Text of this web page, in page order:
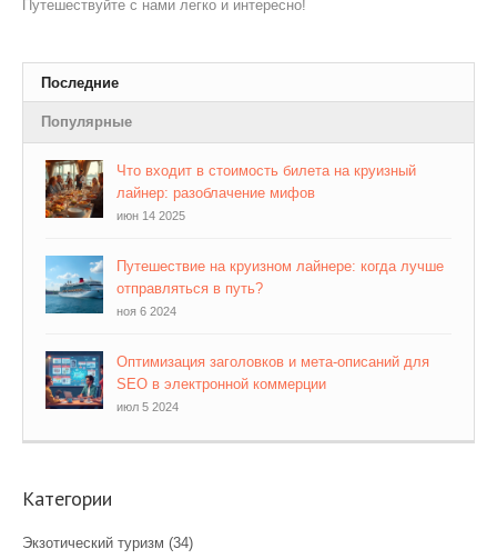
Путешествуйте с нами легко и интересно!
Последние
Популярные
Что входит в стоимость билета на круизный
лайнер: разоблачение мифов
июн 14 2025
Путешествие на круизном лайнере: когда лучше
отправляться в путь?
ноя 6 2024
Оптимизация заголовков и мета-описаний для
SEO в электронной коммерции
июл 5 2024
Категории
Экзотический туризм (34)